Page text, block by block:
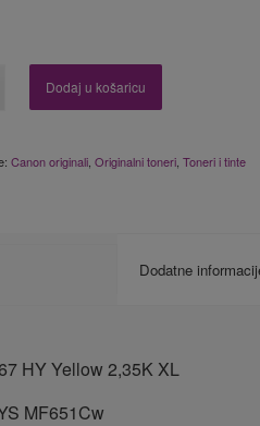
Dodaj u košaricu
Canon originali ,Originalni toneri ,Toneri i tinte
Dodatne
HY Yellow 2,35K XL
MF651Cw